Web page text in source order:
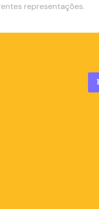
representações.
1